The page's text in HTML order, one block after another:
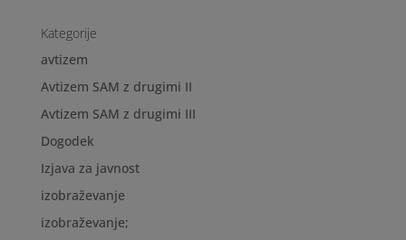
Kategorije
avtizem
Avtizem SAM z drugimi II
Avtizem SAM z drugimi III
Dogodek
Izjava za javnost
izobraževanje
izobraževanje;